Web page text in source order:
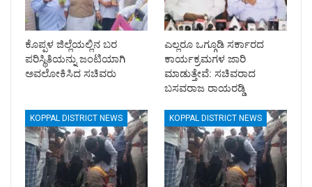
ಕೊಪ್ಪಳ ಜಿಲ್ಲೆಯಲ್ಲಿನ ಬರ
ಪರಿಸ್ಥಿತಿಯನ್ನು ಜಂಟಿಯಾಗಿ
ಅವಲೋಕಿಸಿದ ಸಚಿವರು
ಎಲ್ಲರೂ ಒಗ್ಗೂಡಿ ಸರ್ಕಾರದ
ಕಾರ್ಯಕ್ರಮಗಳ ಜಾರಿ
ಮಾಡುತ್ತೇವೆ: ಸಚಿವರಾದ
ಬಸವರಾಜ ರಾಯರಡ್ಡಿ
KOPPAL DISTRICT NEWS KOPPAL DISTRICT NEWS